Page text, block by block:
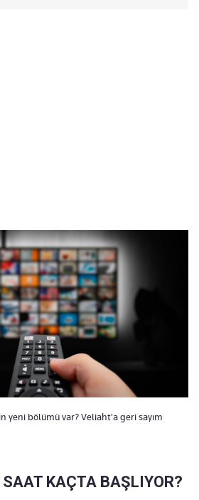
yeni bölümü var? Veliaht'a geri sayım
KAÇTA BAŞLIYOR?